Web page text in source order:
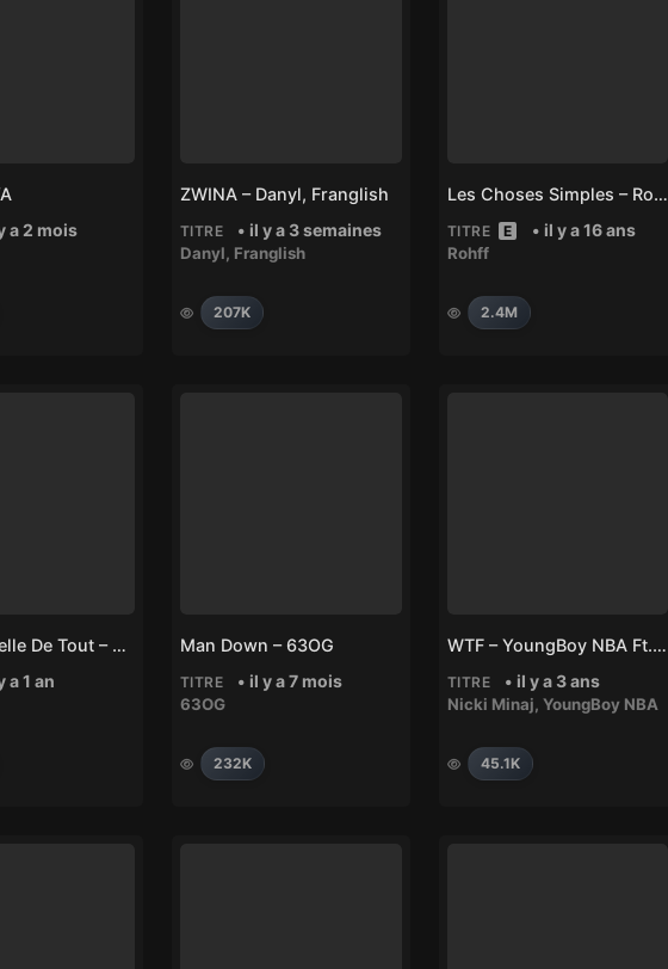
a 2 mois
ZWINA – Danyl, Franglish
TITRE • il y a 3 semaines
Danyl, Franglish
207K
Les Choses Simples – Rohff
TITRE E • il y a 16 ans
Rohff
2.4M
J’me Rappelle De Tout – MiG
a 1 an
Man Down – 63OG
TITRE • il y a 7 mois
63OG
232K
WTF – YoungBoy NBA Ft. Nicki Minaj
TITRE • il y a 3 ans
Nicki Minaj, YoungBoy NBA
45.1K